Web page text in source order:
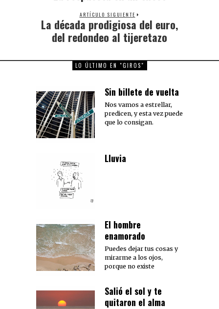
ARTÍCULO SIGUIENTE
Next
post:
La década prodigiosa del euro,
del redondeo al tijeretazo
LO ÚLTIMO EN "GIROS"
Sin billete de vuelta
Nos vamos a estrellar,
predicen, y esta vez puede
que lo consigan.
Lluvia
El hombre
enamorado
Puedes dejar tus cosas y
mirarme a los ojos,
porque no existe
Salió el sol y te
quitaron el alma